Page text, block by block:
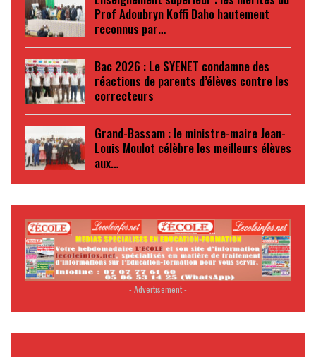
Prof Adoubryn Koffi Daho hautement
reconnus par…
Bac 2026 : Le SYENET condamne des
réactions de parents d’élèves contre les
correcteurs
Grand-Bassam : le ministre-maire Jean-
Louis Moulot célèbre les meilleurs élèves
aux…
- Advertisement -